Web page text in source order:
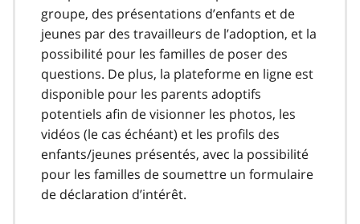
groupe, des présentations d’enfants et de
jeunes par des travailleurs de l’adoption, et la
possibilité pour les familles de poser des
questions. De plus, la plateforme en ligne est
disponible pour les parents adoptifs
potentiels afin de visionner les photos, les
vidéos (le cas échéant) et les profils des
enfants/jeunes présentés, avec la possibilité
pour les familles de soumettre un formulaire
de déclaration d’intérêt.